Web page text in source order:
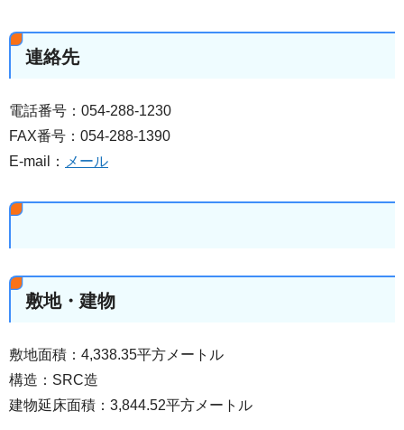
連絡先
電話番号：054-288-1230
FAX番号：054-288-1390
E-mail：
メール
敷地・建物
敷地面積：4,338.35平方メートル
構造：SRC造
建物延床面積：3,844.52平方メートル